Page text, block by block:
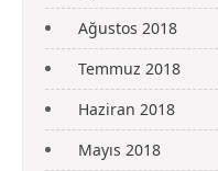
Ağustos 2018
Temmuz 2018
Haziran 2018
Mayıs 2018